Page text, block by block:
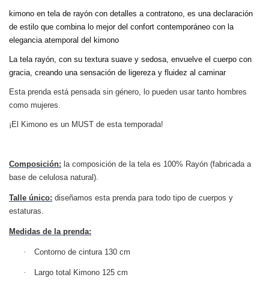
kimono en tela de rayón con detalles a contratono, es una declaración
de estilo que combina lo mejor del confort contemporáneo con la
elegancia atemporal del kimono
La tela rayón, con su textura suave y sedosa, envuelve el cuerpo con
gracia, creando una sensación de ligereza y fluidez al caminar
Esta prenda está pensada sin género, lo pueden usar tanto hombres
como mujeres.
¡El Kimono es un MUST de esta temporada!
Composición: la composición de la tela es 100% Rayón (fabricada a
base de celulosa natural).
Talle único: diseñamos esta prenda para todo tipo de cuerpos y
estaturas.
Medidas de la prenda:
· Contorno de cintura 130 cm
· Largo total Kimono 125 cm